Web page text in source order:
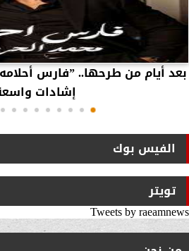
بعد أيام من طرحها.. ”فارس
إشادات
الفيس بوك
تويتر
Tweets by raeamnews